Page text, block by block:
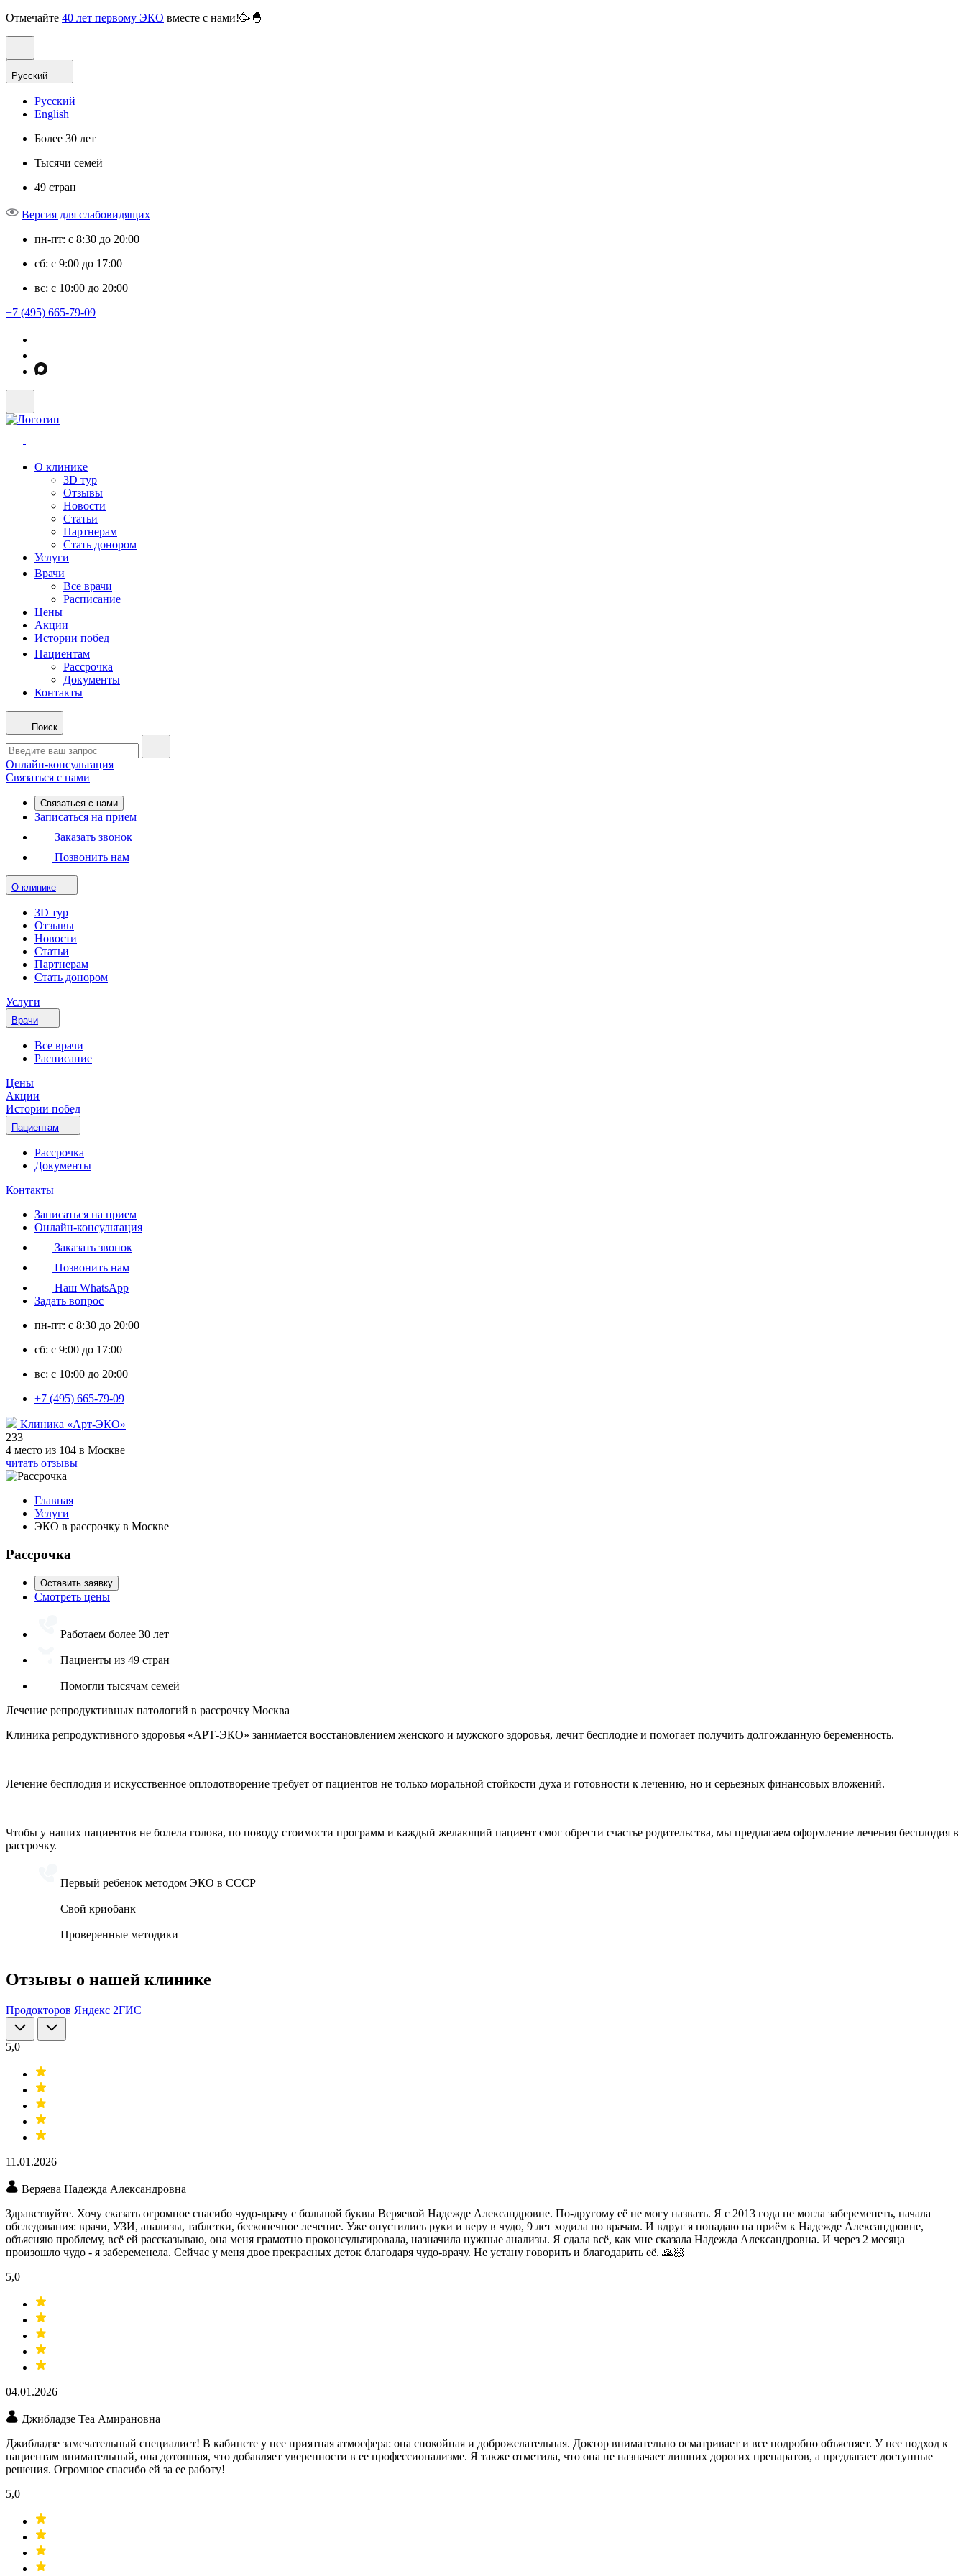
Отмечайте 40 лет первому ЭКО вместе с нами!🥳🐣
Русский
Русский
English
Более 30 лет
Тысячи семей
49 стран
Версия для слабовидящих
пн-пт: с 8:30 до 20:00
сб: с 9:00 до 17:00
вс: с 10:00 до 20:00
+7 (495) 665-79-09
О клинике
3D тур
Отзывы
Новости
Статьи
Партнерам
Стать донором
Услуги
Врачи
Все врачи
Расписание
Цены
Акции
Истории побед
Пациентам
Рассрочка
Документы
Контакты
Поиск
Онлайн-консультация
Связаться с нами
Связаться с нами
Записаться на прием
Заказать звонок
Позвонить нам
О клинике
3D тур
Отзывы
Новости
Статьи
Партнерам
Стать донором
Услуги
Врачи
Все врачи
Расписание
Цены
Акции
Истории побед
Пациентам
Рассрочка
Документы
Контакты
Записаться на прием
Онлайн-консультация
Заказать звонок
Позвонить нам
Наш WhatsApp
Задать вопрос
пн-пт: с 8:30 до 20:00
сб: с 9:00 до 17:00
вс: с 10:00 до 20:00
+7 (495) 665-79-09
Клиника «Арт-ЭКО»
233
4 место из 104 в Москве
читать отзывы
Главная
Услуги
ЭКО в рассрочку в Москве
Рассрочка
Оставить заявку
Смотреть цены
Работаем более 30 лет
Пациенты из 49 стран
Помогли тысячам семей
Лечение репродуктивных патологий в рассрочку Москва
Клиника репродуктивного здоровья «АРТ-ЭКО» занимается восстановлением женского и мужского здоровья, лечит бесплодие и помогает получить долгожданную беременность.
Лечение бесплодия и искусственное оплодотворение требует от пациентов не только моральной стойкости духа и готовности к лечению, но и серьезных финансовых вложений.
Чтобы у наших пациентов не болела голова, по поводу стоимости программ и каждый желающий пациент смог обрести счастье родительства, мы предлагаем оформление лечения бесплодия в
рассрочку.
Первый ребенок методом ЭКО в СССР
Свой криобанк
Проверенные методики
Отзывы о нашей клинике
Продокторов Яндекс 2ГИС
5,0
11.01.2026
Веряева Надежда Александровна
Здравствуйте. Хочу сказать огромное спасибо чудо-врачу с большой буквы Веряевой Надежде Александровне. По-другому её не могу назвать. Я с 2013 года не могла забеременеть, начала
обследования: врачи, УЗИ​, анализы​, таблетки, бесконечное лечение. Уже опустились руки и веру в чудо, 9 лет ходила по врачам. И вдруг я попадаю на приём к Надежде Александровне,
объясняю проблему, всё ей рассказываю, она меня грамотно проконсультировала, назначила нужные анализы. Я сдала всё, как мне сказала Надежда Александровна. И через 2 месяца
произошло чудо - я забеременела. Сейчас у меня двое прекрасных деток благодаря чудо-врачу. Не устану говорить и благодарить её. 🙏🏻
5,0
04.01.2026
Джибладзе Теа Амирановна
Джибладзе замечательный специалист! В кабинете у нее приятная атмосфера: она спокойная и доброжелательная. Доктор внимательно осматривает и все подробно объясняет. У нее подход к
пациентам внимательный, она дотошная, что добавляет уверенности в ее профессионализме. Я также отметила, что она не назначает лишних дорогих препаратов, а предлагает доступные
решения. Огромное спасибо ей за ее работу!
5,0